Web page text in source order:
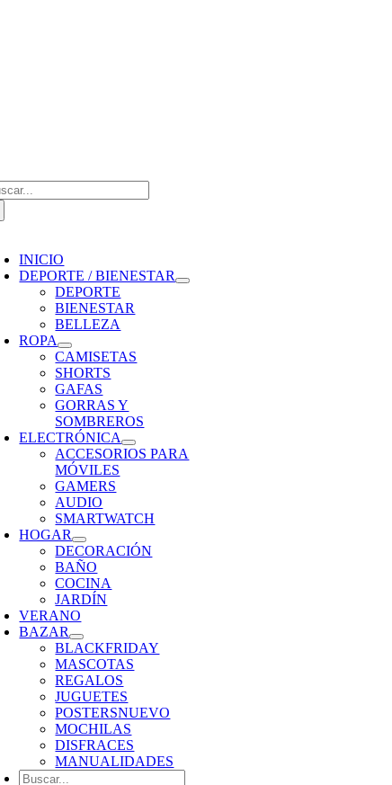
INICIO
DEPORTE / BIENESTAR
DEPORTE
BIENESTAR
BELLEZA
ROPA
CAMISETAS
SHORTS
GAFAS
GORRAS Y
SOMBREROS
ELECTRÓNICA
ACCESORIOS PARA
MÓVILES
GAMERS
AUDIO
SMARTWATCH
HOGAR
DECORACIÓN
BAÑO
COCINA
JARDÍN
VERANO
BAZAR
BLACKFRIDAY
MASCOTAS
REGALOS
JUGUETES
POSTERSNUEVO
MOCHILAS
DISFRACES
MANUALIDADES
Buscar: